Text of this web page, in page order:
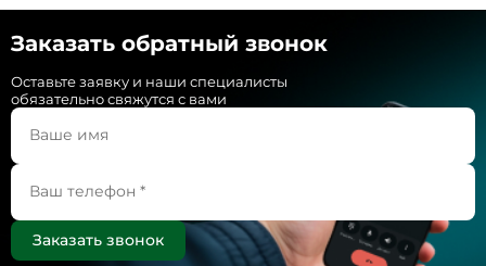
Заказать обратный звонок
Оставьте заявку и наши специалисты
обязательно свяжутся с вами